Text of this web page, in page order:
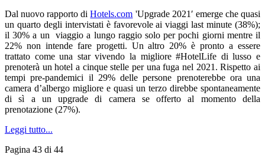
Dal nuovo rapporto diHotels.com 'Upgrade 2021′ emerge che quasi
un quarto degli intervistati è favorevole ai viaggi last minute (38%);
il 30% a un viaggio a lungo raggio solo per pochi giorni mentre il
22% non intende fare progetti. Un altro 20% è pronto a essere
trattato come una star vivendo la migliore #HotelLife di lusso e
prenoterà un hotel a cinque stelle per una fuga nel 2021. Rispetto ai
tempi pre-pandemici il 29% delle persone prenoterebbe ora una
camera d’albergo migliore e quasi un terzo direbbe spontaneamente
di sì a un upgrade di camera se offerto al momento della
prenotazione (27%).
Leggi tutto...
Pagina 43 di 44